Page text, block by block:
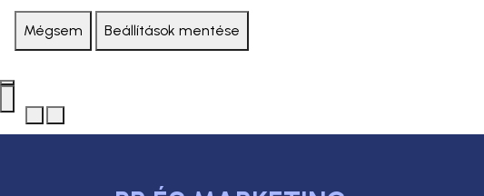
Mégsem Beállítások mentése